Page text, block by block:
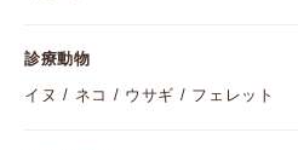
診療動物
イヌ / ネコ / ウサギ / フェレット